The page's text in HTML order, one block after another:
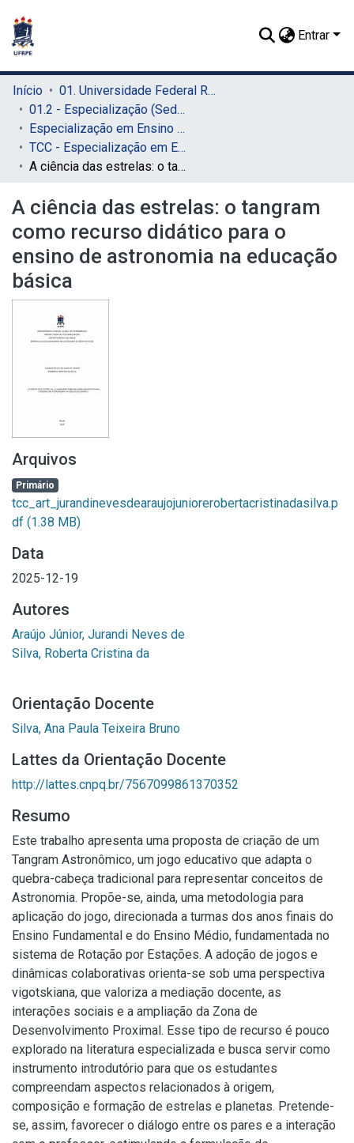
Entrar
Início
01. Universidade Federal Rural de Pernambuco - UFRPE (Sede)
01.2 - Especialização (Sede)
Especialização em Ensino de Astronomia e Ciências Afins (Sede)
TCC - Especialização em Ensino de Astronomia e Ciências Afins (Sede)
A ciência das estrelas: o tangram como recurso didático para o ensino de astronomia na educação básica
A ciência das estrelas: o tangram
como recurso didático para o
ensino de astronomia na educação
básica
Arquivos
Primário
tcc_art_jurandinevesdearaujojuniorerobertacristinadasilva.p
df (1.38 MB)
Data
2025-12-19
Autores
Araújo Júnior, Jurandi Neves de
Silva, Roberta Cristina da
Orientação Docente
Silva, Ana Paula Teixeira Bruno
Lattes da Orientação Docente
http://lattes.cnpq.br/7567099861370352
Resumo
Este trabalho apresenta uma proposta de criação de um
Tangram Astronômico, um jogo educativo que adapta o
quebra-cabeça tradicional para representar conceitos de
Astronomia. Propõe-se, ainda, uma metodologia para
aplicação do jogo, direcionada a turmas dos anos finais do
Ensino Fundamental e do Ensino Médio, fundamentada no
sistema de Rotação por Estações. A adoção de jogos e
dinâmicas colaborativas orienta-se sob uma perspectiva
vigotskiana, que valoriza a mediação docente, as
interações sociais e a ampliação da Zona de
Desenvolvimento Proximal. Esse tipo de recurso é pouco
explorado na literatura especializada e busca servir como
instrumento introdutório para que os estudantes
compreendam aspectos relacionados à origem,
composição e formação de estrelas e planetas. Pretende-
se, assim, favorecer o diálogo entre os pares e a interação